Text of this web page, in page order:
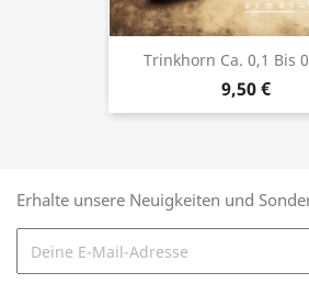
Trinkhorn Ca. 0,1 Bis
9,50 €
Erhalte unsere Neuigkeiten und